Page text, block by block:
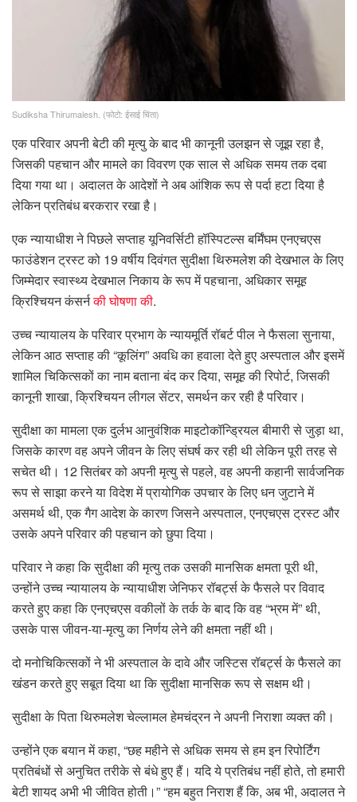
Sudiksha Thirumalesh. (फोटो: ईसाई चिंता)
एक परिवार अपनी बेटी की मृत्यु के बाद भी कानूनी उलझन से जूझ रहा है,
जिसकी पहचान और मामले का विवरण एक साल से अधिक समय तक दबा
दिया गया था। अदालत के आदेशों ने अब आंशिक रूप से पर्दा हटा दिया है
लेकिन प्रतिबंध बरकरार रखा है।
एक न्यायाधीश ने पिछले सप्ताह यूनिवर्सिटी हॉस्पिटल्स बर्मिंघम एनएचएस
फाउंडेशन ट्रस्ट को 19 वर्षीय दिवंगत सुदीक्षा थिरुमलेश की देखभाल के लिए
जिम्मेदार स्वास्थ्य देखभाल निकाय के रूप में पहचाना, अधिकार समूह
क्रिश्चियन कंसर्नकी घोषणा की.
उच्च न्यायालय के परिवार प्रभाग के न्यायमूर्ति रॉबर्ट पील ने फैसला सुनाया,
लेकिन आठ सप्ताह की “कूलिंग” अवधि का हवाला देते हुए अस्पताल और इसमें
शामिल चिकित्सकों का नाम बताना बंद कर दिया, समूह की रिपोर्ट, जिसकी
कानूनी शाखा, क्रिश्चियन लीगल सेंटर, समर्थन कर रही है परिवार।
सुदीक्षा का मामला एक दुर्लभ आनुवंशिक माइटोकॉन्ड्रियल बीमारी से जुड़ा था,
जिसके कारण वह अपने जीवन के लिए संघर्ष कर रही थी लेकिन पूरी तरह से
सचेत थी। 12 सितंबर को अपनी मृत्यु से पहले, वह अपनी कहानी सार्वजनिक
रूप से साझा करने या विदेश में प्रायोगिक उपचार के लिए धन जुटाने में
असमर्थ थी, एक गैग आदेश के कारण जिसने अस्पताल, एनएचएस ट्रस्ट और
उसके अपने परिवार की पहचान को छुपा दिया।
परिवार ने कहा कि सुदीक्षा की मृत्यु तक उसकी मानसिक क्षमता पूरी थी,
उन्होंने उच्च न्यायालय के न्यायाधीश जेनिफर रॉबर्ट्स के फैसले पर विवाद
करते हुए कहा कि एनएचएस वकीलों के तर्क के बाद कि वह “भ्रम में” थी,
उसके पास जीवन-या-मृत्यु का निर्णय लेने की क्षमता नहीं थी।
दो मनोचिकित्सकों ने भी अस्पताल के दावे और जस्टिस रॉबर्ट्स के फैसले का
खंडन करते हुए सबूत दिया था कि सुदीक्षा मानसिक रूप से सक्षम थी।
सुदीक्षा के पिता थिरुमलेश चेल्लामल हेमचंद्रन ने अपनी निराशा व्यक्त की।
उन्होंने एक बयान में कहा, “छह महीने से अधिक समय से हम इन रिपोर्टिंग
प्रतिबंधों से अनुचित तरीके से बंधे हुए हैं। यदि ये प्रतिबंध नहीं होते, तो हमारी
बेटी शायद अभी भी जीवित होती।” “हम बहुत निराश हैं कि, अब भी, अदालत ने